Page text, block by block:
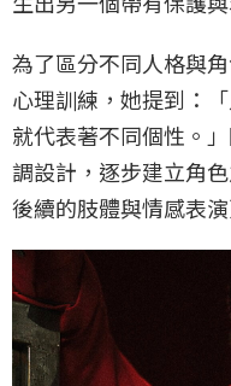
為了區分不同人格與
心理訓練，她提到：
就代表著不同個性。
調設計，逐步建立角
後續的肢體與情感表